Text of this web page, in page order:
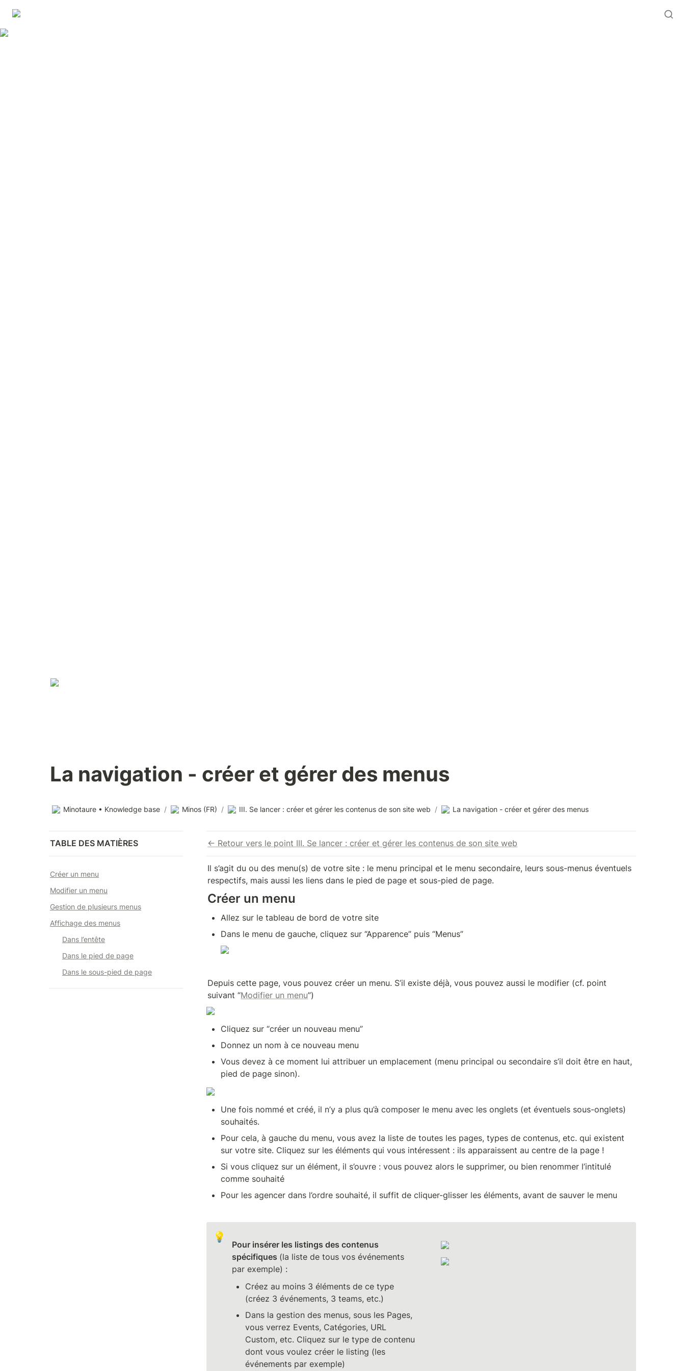
La navigation - créer et gérer des menus
Minotaure • Knowledge base / Minos (FR) / III. Se lancer : créer et gérer les contenus de son site web / La navigation - créer et gérer des menus
TABLE DES MATIÈRES
Créer un menu
Modifier un menu
Gestion de plusieurs menus
Affichage des menus
Dans l’entête
Dans le pied de page
Dans le sous-pied de page
← Retour vers le point III. Se lancer : créer et gérer les contenus de son site web
Il s’agit du ou des menu(s) de votre site : le menu principal et le menu secondaire, leurs sous-menus éventuels
respectifs, mais aussi les liens dans le pied de page et sous-pied de page.
Créer un menu
Allez sur le tableau de bord de votre site
Dans le menu de gauche, cliquez sur “Apparence” puis “Menus”
Depuis cette page, vous pouvez créer un menu. S’il existe déjà, vous pouvez aussi le modifier (cf. point
suivant “Modifier un menu”)
Cliquez sur “créer un nouveau menu”
Donnez un nom à ce nouveau menu
Vous devez à ce moment lui attribuer un emplacement (menu principal ou secondaire s’il doit être en haut,
pied de page sinon).
Une fois nommé et créé, il n’y a plus qu’à composer le menu avec les onglets (et éventuels sous-onglets)
souhaités.
Pour cela, à gauche du menu, vous avez la liste de toutes les pages, types de contenus, etc. qui existent
sur votre site. Cliquez sur les éléments qui vous intéressent : ils apparaissent au centre de la page !
Si vous cliquez sur un élément, il s’ouvre : vous pouvez alors le supprimer, ou bien renommer l’intitulé
comme souhaité
Pour les agencer dans l’ordre souhaité, il suffit de cliquer-glisser les éléments, avant de sauver le menu
💡
Pour insérer les listings des contenus
spécifiques (la liste de tous vos événements
par exemple) :
Créez au moins 3 éléments de ce type
(créez 3 événements, 3 teams, etc.)
Dans la gestion des menus, sous les Pages,
vous verrez Events, Catégories, URL
Custom, etc. Cliquez sur le type de contenu
dont vous voulez créer le listing (les
événements par exemple)